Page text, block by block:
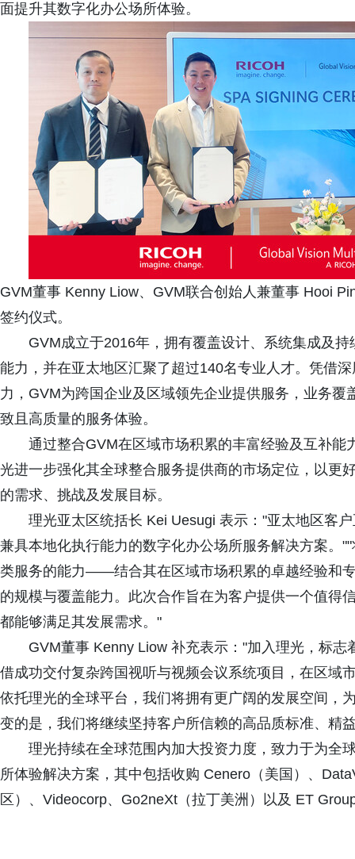
面提升其数字化办公场所体验。
GVM董事 Kenny Liow、GVM联合创始人兼董事 Hooi
签约仪式。
GVM成立于2016年，拥有覆盖设计、系统集成及
能力，并在亚太地区汇聚了超过140名专业人才。凭借
力，GVM为跨国企业及区域领先企业提供服务，业务
致且高质量的服务体验。
通过整合GVM在区域市场积累的丰富经验及互补
光进一步强化其全球整合服务提供商的市场定位，以更
的需求、挑战及发展目标。
理光亚太区统括长 Kei Uesugi 表示："亚太地区客
兼具本地化执行能力的数字化办公场所服务解决方案。
类服务的能力——结合其在区域市场积累的卓越经验和
的规模与覆盖能力。此次合作旨在为客户提供一个值得
都能够满足其发展需求。"
GVM董事 Kenny Liow 补充表示："加入理光，标
借成功交付复杂跨国视听与视频会议系统项目，在区域
依托理光的全球平台，我们将拥有更广阔的发展空间，
变的是，我们将继续坚持客户所信赖的高品质标准、精
理光持续在全球范围内加大投资力度，致力于为全
所体验解决方案，其中包括收购 Cenero（美国）、
区）、Videocorp、Go2neXt（拉丁美洲）以及 ET